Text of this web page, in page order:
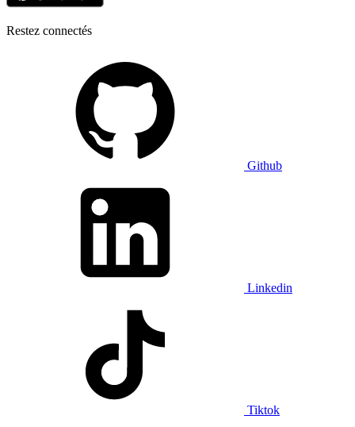
Restez connectés
Github
Linkedin
Tiktok